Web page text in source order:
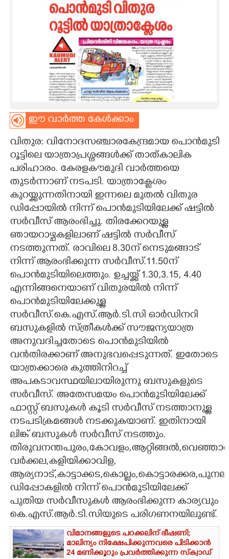
CARTOONS
LITERATURE
ZOOM
ഈ വാർത്ത കേൾക്കാം
വിതുര: വിനോദസഞ്ചാരകേന്ദ്രമായ പൊൻമുടി
റൂട്ടിലെ യാത്രാപ്രശ്നങ്ങൾക്ക് താത്കാലിക
പരിഹാരം. കേരളകൗമുദി വാർത്തയെ
തുടർന്നാണ് നടപടി. യാത്രാക്ളേശം
കുറയ്ക്കുന്നതിനായി ഇന്നലെ മുതൽ വിതുര
ഡിപ്പോയിൽ നിന്ന് പൊൻമുടിയിലേക്ക് ഷട്ടിൽ
സർവീസ് ആരംഭിച്ചു. തിരക്കേറയുള്ള
ഞായറാഴ്ചകളിലാണ് ഷട്ടിൽ സർവീസ്
നടത്തുന്നത്. രാവിലെ 8.30ന് നെടുമങ്ങാട്
നിന്ന് ആരംഭിക്കുന്ന സർവീസ്.11.50ന്
പൊൻമുടിയിലെത്തും. ഉച്ചയ്ക്ക് 1.30,3.15, 4.40
എന്നിങ്ങനെയാണ് വിതുരയിൽ നിന്ന്
പൊൻമുടിയിലേക്കുള്ള
സർവീസ്.കെ.എസ്.ആർ.ടി.സി ഓർഡിനറി
ബസുകളിൽ സ്ത്രീകൾക്ക് സൗജന്യയാത്ര
അനുവദിച്ചതോടെ പൊൻമുടിയിൽ
വൻതിരക്കാണ് അനുഭവപ്പെടുന്നത്. ഇതോടെ
യാത്രക്കാരെ കുത്തിനിറച്ച്
അപകടാവസ്ഥയിലായിരുന്നു ബസുകളുടെ
സർവീസ്. അതേസമയം പൊൻമുടിയിലേക്ക്
ഫാസ്റ്റ് ബസുകൾ കൂടി സർവീസ് നടത്താനുള്ള
നടപടിക്രമങ്ങൾ നടക്കുകയാണ്. ഇതിനായി
ലിങ്ക് ബസുകൾ സർവീസ് നടത്തും.
വർക്കല,കളിയിക്കാവിള,
ഡിപ്പോകളിൽ നിന്ന് പൊൻമുടിയിലേക്ക്
പുതിയ സർവീസുകൾ ആരംഭിക്കുന്ന കാര്യവും
കെ.എസ്.ആർ.ടി.സിയുടെ പരിഗണനയിലുണ്ട്.
വിമാനങ്ങളുടെ പറക്കലിന് ഭീഷണി;​
മാലിന്യം നിക്ഷേപിക്കുന്നവരെ പിടിക്കാൻ
24 മണിക്കൂറും പ്രവർത്തിക്കുന്ന സ്‌ക്വാഡ്